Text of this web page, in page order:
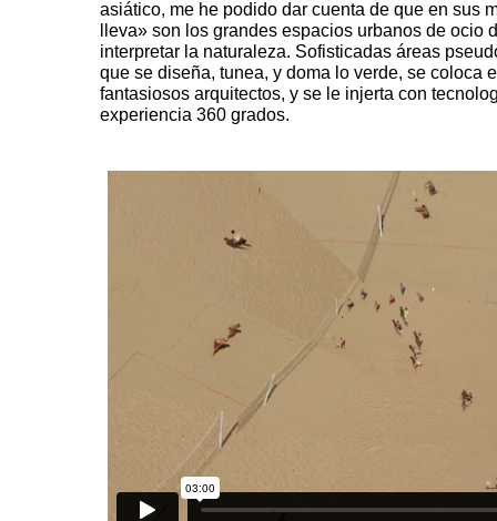
asiático, me he podido dar cuenta de que en sus
lleva» son los grandes espacios urbanos de ocio
interpretar la naturaleza. Sofisticadas áreas
que se diseña, tunea, y doma lo verde, se coloca
fantasiosos arquitectos, y se le injerta con
experiencia 360 grados.